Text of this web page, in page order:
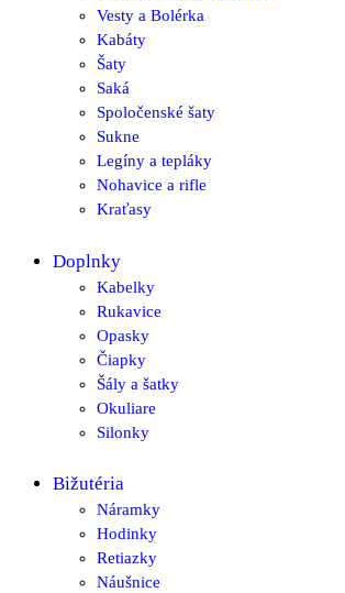
Vesty a Bolérka
Kabáty
Šaty
Saká
Spoločenské šaty
Sukne
Legíny a tepláky
Nohavice a rifle
Kraťasy
Doplnky
Kabelky
Rukavice
Opasky
Čiapky
Šály a šatky
Okuliare
Silonky
Bižutéria
Náramky
Hodinky
Retiazky
Náušnice